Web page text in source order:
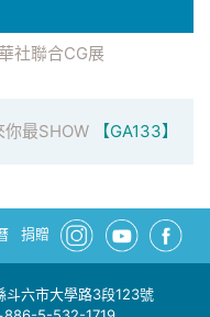
社聯合CG展
最SHOW 【GA133】
捐贈
六市大學路3段123號